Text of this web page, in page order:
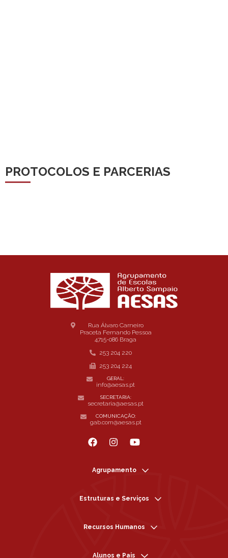
PROTOCOLOS E PARCERIAS
Rua Álvaro Carneiro
Praceta Fernando Pessoa
4715-086 Braga
253 204 220
253 204 224
GERAL:
info@aesas.pt
SECRETARIA:
secretaria@aesas.pt
COMUNICAÇÃO:
gab.com@aesas.pt
Agrupamento
Estruturas e Serviços
Recursos Humanos
Alunos e Pais